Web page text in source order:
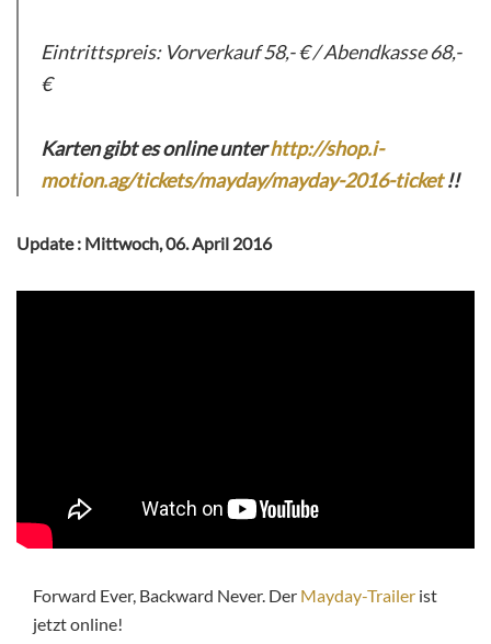
Eintrittspreis: Vorverkauf 58,- € / Abendkasse 68,-
€
Karten gibt es online unterhttp://shop.i-
motion.ag/tickets/mayday/mayday-2016-ticket!!
Update : Mittwoch, 06. April 2016
Forward Ever, Backward Never. Der Mayday-Trailer ist
jetzt online!